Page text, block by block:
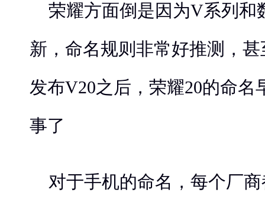
荣耀方面倒是因为V系列和
新，命名规则非常好推测，
发布V20之后，荣耀20的命名
事了
对于手机的命名，每个厂